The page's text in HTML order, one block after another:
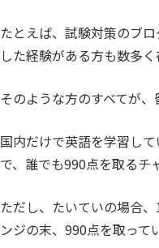
たとえば、試験対策のブ
した経験がある方も数多く
そのような方のすべてが
国内だけで英語を学習し
で、誰でも990点を取るチ
ただし、たいていの場合
ンジの末、990点を取って